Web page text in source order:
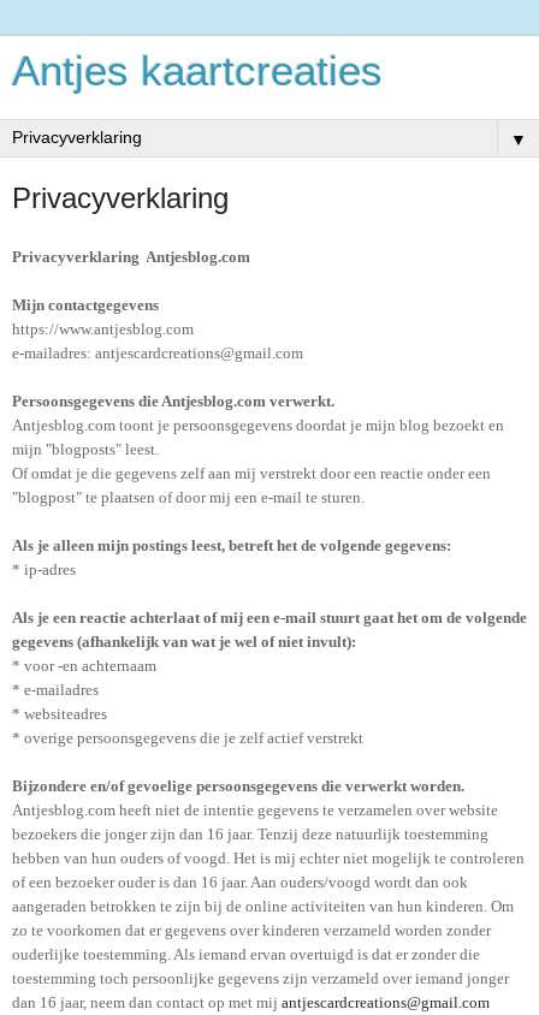
Antjes kaartcreaties
▼
Privacyverklaring
Privacyverklaring Antjesblog.com
Mijn contactgegevens
https://www.antjesblog.com
e-mailadres: antjescardcreations@gmail.com
Persoonsgegevens die Antjesblog.com verwerkt.
Antjesblog.com toont je persoonsgegevens doordat je mijn blog bezoekt en
mijn "blogposts" leest.
Of omdat je die gegevens zelf aan mij verstrekt door een reactie onder een
"blogpost" te plaatsen of door mij een e-mail te sturen.
Als je alleen mijn postings leest, betreft het de volgende gegevens:
* ip-adres
Als je een reactie achterlaat of mij een e-mail stuurt gaat het om de volgende
gegevens (afhankelijk van wat je wel of niet invult):
* voor -en achternaam
* e-mailadres
* websiteadres
* overige persoonsgegevens die je zelf actief verstrekt
Bijzondere en/of gevoelige persoonsgegevens die verwerkt worden.
Antjesblog.com heeft niet de intentie gegevens te verzamelen over website
bezoekers die jonger zijn dan 16 jaar. Tenzij deze natuurlijk toestemming
hebben van hun ouders of voogd. Het is mij echter niet mogelijk te controleren
of een bezoeker ouder is dan 16 jaar. Aan ouders/voogd wordt dan ook
aangeraden betrokken te zijn bij de online activiteiten van hun kinderen. Om
zo te voorkomen dat er gegevens over kinderen verzameld worden zonder
ouderlijke toestemming. Als iemand ervan overtuigd is dat er zonder die
toestemming toch persoonlijke gegevens zijn verzameld over iemand jonger
dan 16 jaar, neem dan contact op met mij antjescardcreations@gmail.com